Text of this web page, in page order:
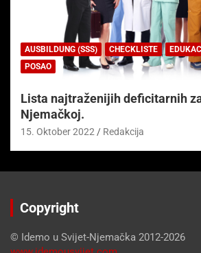
AUSBILDUNG (SSS) CHECKLISTE
POSAO
Lista najtraženijih deficitarnih
Njemačkoj.
15. Oktober 2022 Redakcija
Copyright
© Idemo u Svijet-Njemačka 2012-2026